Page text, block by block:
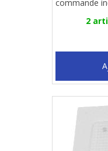
commande
2